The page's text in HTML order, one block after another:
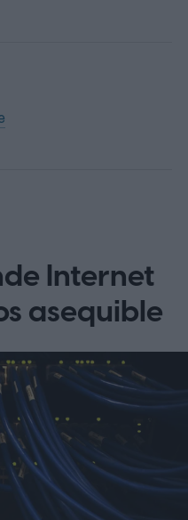
Internet
asequible